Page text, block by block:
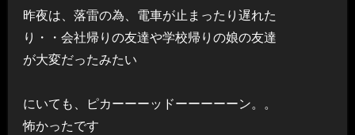
昨夜は、落雷の為、電車が止まったり遅れた
り・・会社帰りの友達や学校帰りの娘の友達
が大変だったみたい
にいても、ピカーーーッドーーーーーン。。
怖かったです